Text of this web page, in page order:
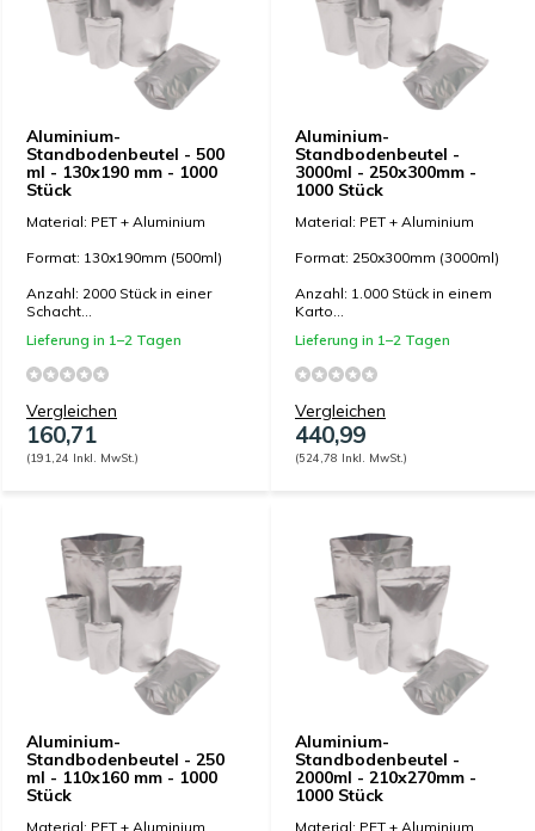
Aluminium-
Standbodenbeutel - 500
ml - 130x190 mm - 1000
Stück
Material: PET + Aluminium
Format: 130x190mm (500ml)
Anzahl: 2000 Stück in einer
Schacht...
Lieferung in 1–2 Tagen
Vergleichen
160,71
(191,24 Inkl. MwSt.)
Aluminium-
Standbodenbeutel -
3000ml - 250x300mm -
1000 Stück
Material: PET + Aluminium
Format: 250x300mm (3000ml)
Anzahl: 1.000 Stück in einem
Karto...
Lieferung in 1–2 Tagen
Vergleichen
440,99
(524,78 Inkl. MwSt.)
Aluminium-
Standbodenbeutel - 250
ml - 110x160 mm - 1000
Stück
Material: PET + Aluminium
Aluminium-
Standbodenbeutel -
2000ml - 210x270mm -
1000 Stück
Material: PET + Aluminium